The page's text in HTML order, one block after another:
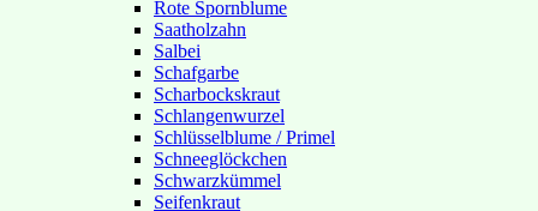
Rote Spornblume
Saatholzahn
Salbei
Schafgarbe
Scharbockskraut
Schlangenwurzel
Schlüsselblume / Primel
Schneeglöckchen
Schwarzkümmel
Seifenkraut